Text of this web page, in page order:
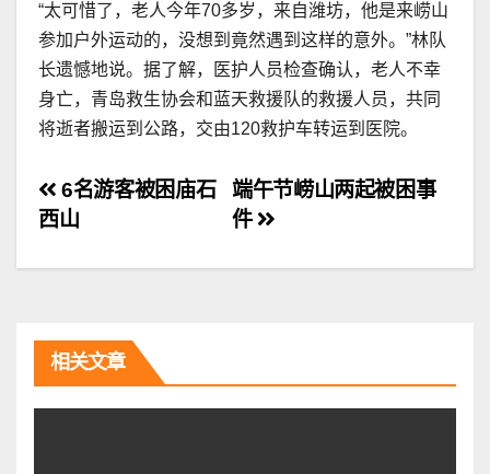
“太可惜了，老人今年70多岁，来自潍坊，他是来崂山
参加户外运动的，没想到竟然遇到这样的意外。”林队
长遗憾地说。据了解，医护人员检查确认，老人不幸
身亡，青岛救生协会和蓝天救援队的救援人员，共同
将逝者搬运到公路，交由120救护车转运到医院。
文
章
航
端午节崂山两起被困事
件
6名游客被困庙石
西山
相关文章